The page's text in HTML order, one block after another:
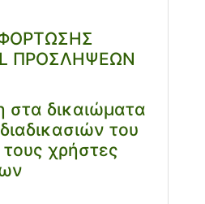
ΦΟΡΤΩΣΗΣ
ΠΡΟΣΛΗΨΕΩΝ
στα δικαιώματα
του
χρήστες